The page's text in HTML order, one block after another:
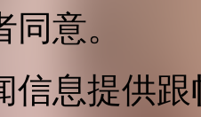
意。
信息提供